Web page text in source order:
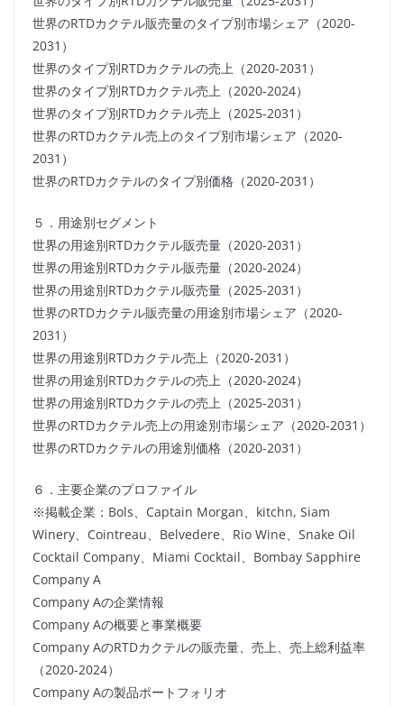
世界のRTDカクテル販売量のタイプ別市場シェア（2020-
2031）
世界のタイプ別RTDカクテルの売上（2020-2031）
世界のタイプ別RTDカクテル売上（2020-2024）
世界のタイプ別RTDカクテル売上（2025-2031）
世界のRTDカクテル売上のタイプ別市場シェア（2020-
2031）
世界のRTDカクテルのタイプ別価格（2020-2031）
５．用途別セグメント
世界の用途別RTDカクテル販売量（2020-2031）
世界の用途別RTDカクテル販売量（2020-2024）
世界の用途別RTDカクテル販売量（2025-2031）
世界のRTDカクテル販売量の用途別市場シェア（2020-
2031）
世界の用途別RTDカクテル売上（2020-2031）
世界の用途別RTDカクテルの売上（2020-2024）
世界の用途別RTDカクテルの売上（2025-2031）
世界のRTDカクテル売上の用途別市場シェア（2020-2031）
世界のRTDカクテルの用途別価格（2020-2031）
６．主要企業のプロファイル
※掲載企業：Bols、Captain Morgan、kitchn, Siam
Winery、Cointreau、Belvedere、Rio Wine、Snake Oil
Cocktail Company、Miami Cocktail、Bombay Sapphire
Company A
Company Aの企業情報
Company Aの概要と事業概要
Company AのRTDカクテルの販売量、売上、売上総利益率
（2020-2024）
Company Aの製品ポートフォリオ